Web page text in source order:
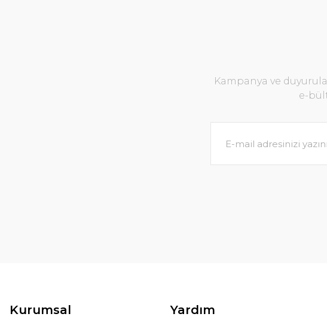
Kampanya ve
e-
Kurumsal Yardım